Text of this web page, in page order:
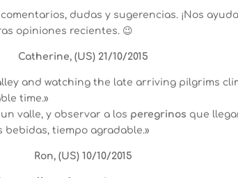
dudas y sugerencias. ¡Nos
opiniones recientes. 😉
Catherine, (US) 21/10/2015
and watching the late arriving pilgrims
time.»
valle, y observar a los peregrinos que
bebidas, tiempo agradable.»
Ron, (US) 10/10/2015